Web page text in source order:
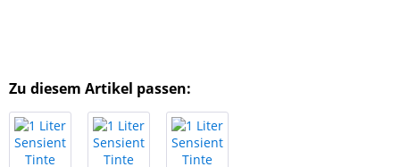
Zu diesem Artikel passen: